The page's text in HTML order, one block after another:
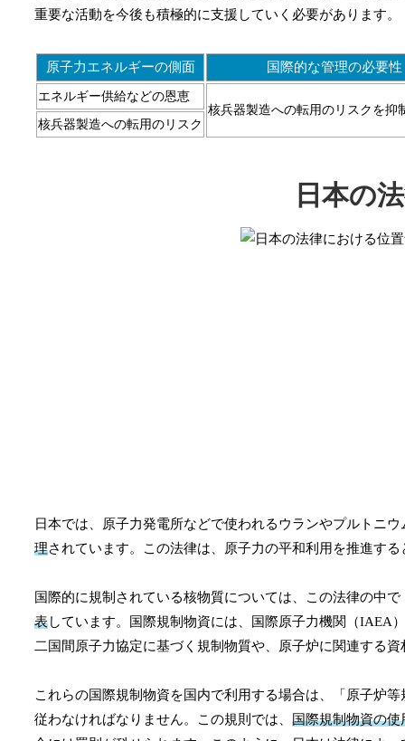
重要な活動を今後も積極的に支援していく必要があります。
原子力エネルギーの側面 国際的な管理の必要性
エネルギー供給などの恩恵
核兵器製造への転用のリスクを抑
核兵器製造への転用のリスク
日本の
日本では、原子力発電所などで使われるウランやプルトニ
理されています。この法律は、原子力の平和利用を推進す
国際的に規制されている核物質については、この法律の中
表しています。国際規制物資には、国際原子力機関（IAEA
二国間原子力協定に基づく規制物質や、原子炉に関連する
これらの国際規制物資を国内で利用する場合は、「原子炉
従わなければなりません。この規則では、 国際規制物資の